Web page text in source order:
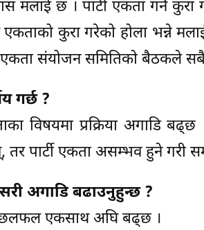
मलाई छ । पार्टी एकता गर्ने कुरा
कुरा गरेको होला भन्ने
एकता संयोजन समितिको बैठकले
गर्छ ?
विषयमा प्रक्रिया अगाडि बढ्छ
तर पार्टी एकता असम्भव हुने गरी
अगाडि बढाउनुहुन्छ ?
छलफल एकसाथ अघि बढ्छ ।